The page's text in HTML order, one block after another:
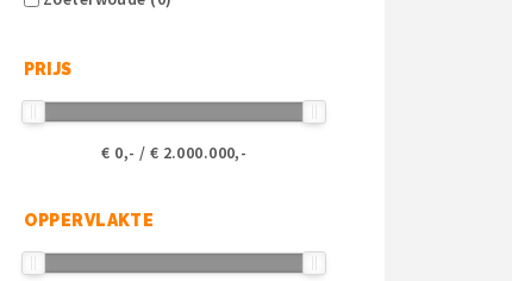
PRIJS
€ 0,- / € 2.000.000,-
OPPERVLAKTE